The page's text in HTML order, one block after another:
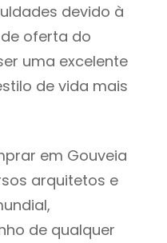
devido à
oferta do
uma excelente
de vida mais
em Gouveia
arquitetos e
de qualquer